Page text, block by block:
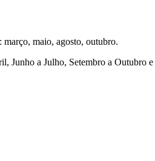
março, maio, agosto, outubro.
Junho a Julho, Setembro a Outubro